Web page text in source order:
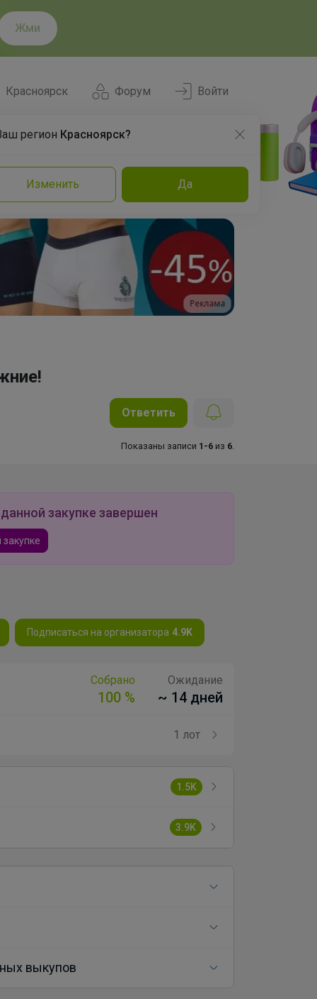
Жми
Форум
Красноярск
регион Красноярск?
Изменить Да
Войти
Команда Эксперты
Реклама
Ответить
Показаны записи 1-6 из 6
закупке завершен
Подписаться на организатора 4.9K
Собрано
100 %
Ожидание
~ 14 дней
1 лот
1.5K
3.9K
выкупов